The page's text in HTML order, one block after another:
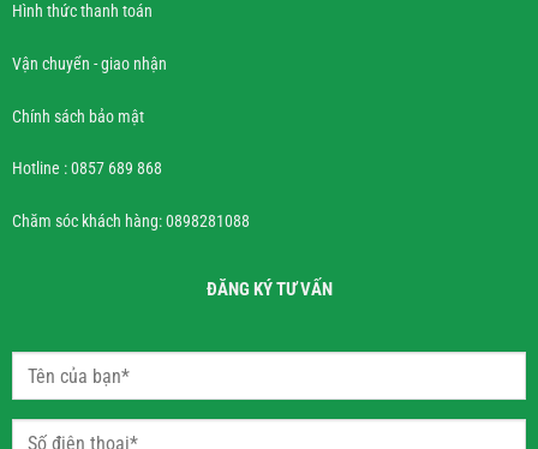
Hình thức thanh toán
Vận chuyển - giao nhận
Chính sách bảo mật
Hotline : 0857 689 868
Chăm sóc khách hàng: 0898281088
ĐĂNG KÝ TƯ VẤN